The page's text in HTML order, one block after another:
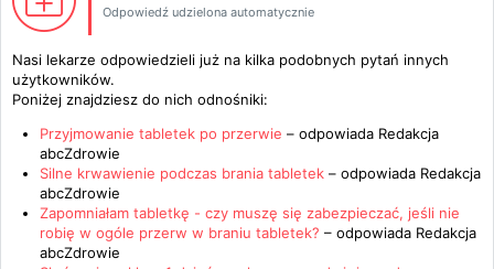
Odpowiedź udzielona automatycznie
Nasi lekarze odpowiedzieli już na kilka podobnych pytań innych
użytkowników.
Poniżej znajdziesz do nich odnośniki:
Przyjmowanie tabletek po przerwie – odpowiada Redakcja
abcZdrowie
Silne krwawienie podczas brania tabletek – odpowiada Redakcja
abcZdrowie
Zapomniałam tabletkę - czy muszę się zabezpieczać, jeśli nie
robię w ogóle przerw w braniu tabletek? – odpowiada Redakcja
abcZdrowie